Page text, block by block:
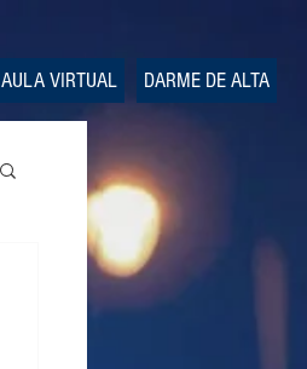
AULA VIRTUAL DARME DE ALTA